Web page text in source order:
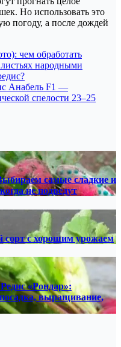
Но использовать это
погоду, а после дождей
чем обработать
народными
Анабель F1 —
спелости 23–25
самые сладкие и
не подведут
сорт с хорошим урожаем
«Рондар»:
посадка, выращивание,